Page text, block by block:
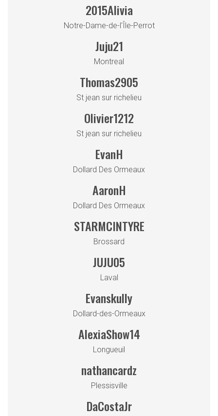
2015Alivia
Notre-Dame-de-l'Île-Perrot
Juju21
Montreal
Thomas2905
St jean sur richelieu
Olivier1212
St jean sur richelieu
EvanH
Dollard Des Ormeaux
AaronH
Dollard Des Ormeaux
STARMCINTYRE
Brossard
JUJU05
Laval
Evanskully
Dollard-des-Ormeaux
AlexiaShow14
Longueuil
nathancardz
Plessisville
DaCostaJr